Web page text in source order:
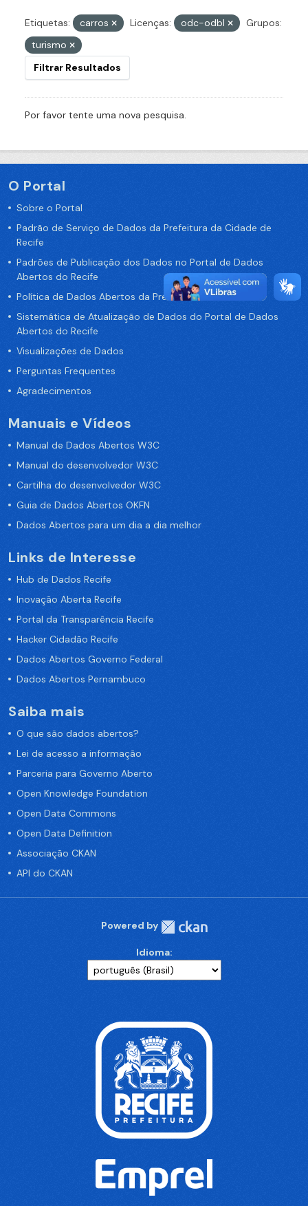
Etiquetas: carros Licenças: odc-odbl
Grupos:
turismo
Filtrar Resultados
Por favor tente uma nova pesquisa.
O Portal
Sobre o Portal
Padrão de Serviço de Dados da Prefeitura da Cidade de
Recife
Padrões de Publicação dos Dados no Portal de Dados
Abertos do Recife
Política de Dados Abertos da Prefeitura do Recife
Sistemática de Atualização de Dados do Portal de Dados
Abertos do Recife
Visualizações de Dados
Perguntas Frequentes
Agradecimentos
Manuais e Vídeos
Manual de Dados Abertos W3C
Manual do desenvolvedor W3C
Cartilha do desenvolvedor W3C
Guia de Dados Abertos OKFN
Dados Abertos para um dia a dia melhor
Links de Interesse
Hub de Dados Recife
Inovação Aberta Recife
Portal da Transparência Recife
Hacker Cidadão Recife
Dados Abertos Governo Federal
Dados Abertos Pernambuco
Saiba mais
O que são dados abertos?
Lei de acesso a informação
Parceria para Governo Aberto
Open Knowledge Foundation
Open Data Commons
Open Data Definition
Associação CKAN
API do CKAN
Powered by
Idioma